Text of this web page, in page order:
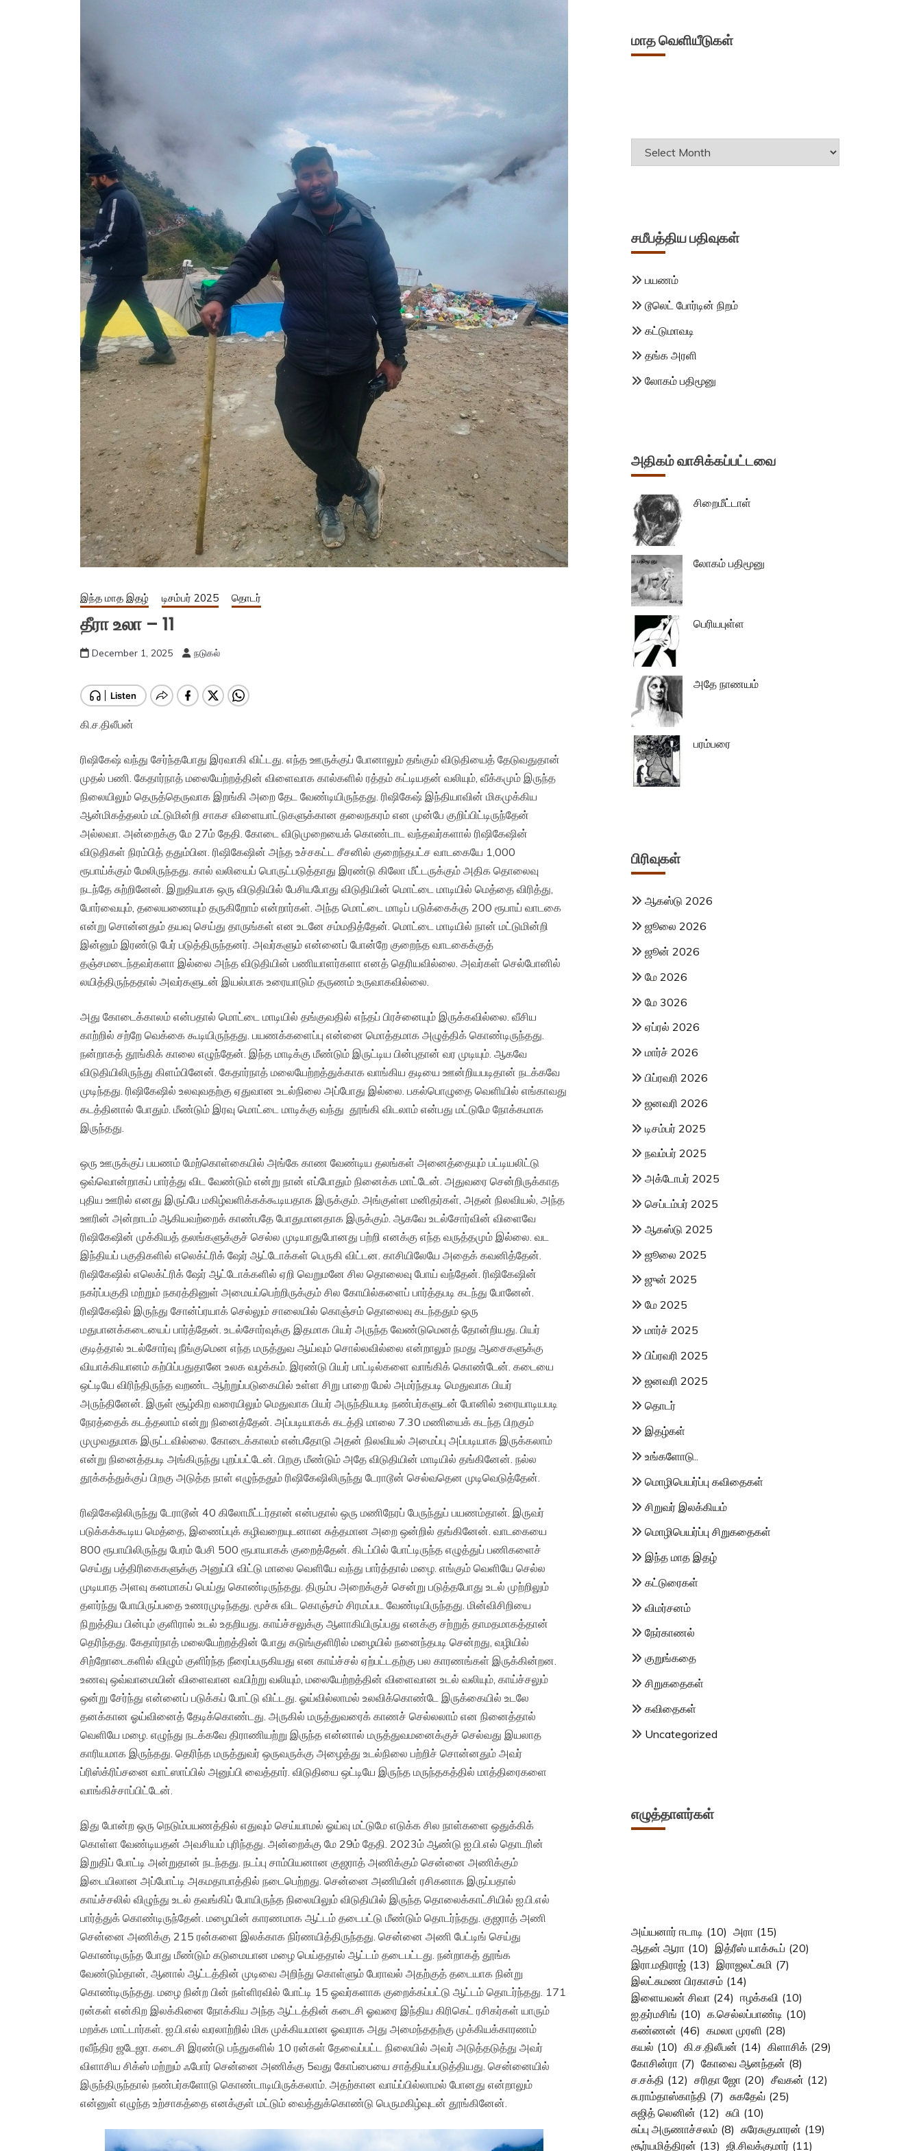
இந்த மாத இதழ் டிசம்பர் 2025 தொடர்
தீரா உலா – 11
December 1, 2025 நடுகல்
கி.ச.திலீபன்
ரிஷிகேஷ் வந்து சேர்ந்தபோது இரவாகி விட்டது. எந்த ஊருக்குப் போனாலும் தங்கும் விடுதியைத் தேடுவதுதான்
முதல் பணி. கேதார்நாத் மலையேற்றத்தின் விளைவாக கால்களில் ரத்தம் கட்டியதன் வலியும், வீக்கமும் இருந்த
நிலையிலும் தெருத்தெருவாக இறங்கி அறை தேட வேண்டியிருந்தது. ரிஷிகேஷ் இந்தியாவின் மிகமுக்கிய
ஆன்மிகத்தலம் மட்டுமின்றி சாகச விளையாட்டுகளுக்கான தலைநகரம் என முன்பே குறிப்பிட்டிருந்தேன்
அல்லவா. அன்றைக்கு மே 27ம் தேதி. கோடை விடுமுறையைக் கொண்டாட வந்தவர்களால் ரிஷிகேஷின்
விடுதிகள் நிரம்பித் ததும்பின. ரிஷிகேஷின் அந்த உச்சகட்ட சீசனில் குறைந்தபட்ச வாடகையே 1,000
ரூபாய்க்கும் மேலிருந்தது. கால் வலியைப் பொருட்படுத்தாது இரண்டு கிலோ மீட்டருக்கும் அதிக தொலைவு
நடந்தே சுற்றினேன். இறுதியாக ஒரு விடுதியில் பேசியபோது விடுதியின் மொட்டை மாடியில் மெத்தை விரித்து,
போர்வையும், தலையணையும் தருகிறோம் என்றார்கள். அந்த மொட்டை மாடிப் படுக்கைக்கு 200 ரூபாய் வாடகை
என்று சொன்னதும் தயவு செய்து தாருங்கள் என உடனே சம்மதித்தேன். மொட்டை மாடியில் நான் மட்டுமின்றி
இன்னும் இரண்டு பேர் படுத்திருந்தனர். அவர்களும் என்னைப் போன்றே குறைந்த வாடகைக்குத்
தஞ்சமடைந்தவர்களா இல்லை அந்த விடுதியின் பணியாளர்களா எனத் தெரியவில்லை. அவர்கள் செல்போனில்
லயித்திருந்ததால் அவர்களுடன் இயல்பாக உரையாடும் தருணம் உருவாகவில்லை.
அது கோடைக்காலம் என்பதால் மொட்டை மாடியில் தங்குவதில் எந்தப் பிரச்னையும் இருக்கவில்லை. வீசிய
காற்றில் சற்றே வெக்கை கூடியிருந்தது. பயணக்களைப்பு என்னை மொத்தமாக அழுத்திக் கொண்டிருந்தது.
நன்றாகத் தூங்கிக் காலை எழுந்தேன். இந்த மாடிக்கு மீண்டும் இருட்டிய பின்புதான் வர முடியும். ஆகவே
விடுதியிலிருந்து கிளம்பினேன். கேதார்நாத் மலையேற்றத்துக்காக வாங்கிய தடியை ஊன்றியபடிதான் நடக்கவே
முடிந்தது. ரிஷிகேஷில் உலவுவதற்கு ஏதுவான உடல்நிலை அப்போது இல்லை. பகல்பொழுதை வெளியில் எங்காவது
கடத்தினால் போதும். மீண்டும் இரவு மொட்டை மாடிக்கு வந்து தூங்கி விடலாம் என்பது மட்டுமே நோக்கமாக
இருந்தது.
ஒரு ஊருக்குப் பயணம் மேற்கொள்கையில் அங்கே காண வேண்டிய தலங்கள் அனைத்தையும் பட்டியலிட்டு
ஒவ்வொன்றாகப் பார்த்து விட வேண்டும் என்று நான் எப்போதும் நினைக்க மாட்டேன். அதுவரை சென்றிருக்காத
புதிய ஊரில் எனது இருப்பே மகிழ்வளிக்கக்கூடியதாக இருக்கும். அங்குள்ள மனிதர்கள், அதன் நிலவியல், அந்த
ஊரின் அன்றாடம் ஆகியவற்றைக் காண்பதே போதுமானதாக இருக்கும். ஆகவே உடல்சோர்வின் விளைவே
ரிஷிகேஷின் முக்கியத் தலங்களுக்குச் செல்ல முடியாதுபோனது பற்றி எனக்கு எந்த வருத்தமும் இல்லை. வட
இந்தியப் பகுதிகளில் எலெக்ட்ரிக் ஷேர் ஆட்டோக்கள் பெருகி விட்டன. காசியிலேயே அதைக் கவனித்தேன்.
ரிஷிகேஷில் எலெக்ட்ரிக் ஷேர் ஆட்டோக்களில் ஏறி வெறுமனே சில தொலைவு போய் வந்தேன். ரிஷிகேஷின்
நகர்ப்பகுதி மற்றும் நகரத்தினுள் அமையப்பெற்றிருக்கும் சில கோயில்களைப் பார்த்தபடி கடந்து போனேன்.
ரிஷிகேஷில் இருந்து சோன்ப்ரயாக் செல்லும் சாலையில் கொஞ்சம் தொலைவு கடந்ததும் ஒரு
மதுபானக்கடையைப் பார்த்தேன். உடல்சோர்வுக்கு இதமாக பியர் அருந்த வேண்டுமெனத் தோன்றியது. பியர்
குடித்தால் உடல்சோர்வு நீங்குமென எந்த மருத்துவ ஆய்வும் சொல்லவில்லை என்றாலும் நமது ஆசைகளுக்கு
வியாக்கியானம் கற்பிப்பதுதானே உலக வழக்கம். இரண்டு பியர் பாட்டில்களை வாங்கிக் கொண்டேன். கடையை
ஒட்டியே விரிந்திருந்த வறண்ட ஆற்றுப்படுகையில் உள்ள சிறு பாறை மேல் அமர்ந்தபடி மெதுவாக பியர்
அருந்தினேன். இருள் சூழ்கிற வரையிலும் மெதுவாக பியர் அருந்தியபடி நண்பர்களுடன் போனில் உரையாடியபடி
நேரத்தைக் கடத்தலாம் என்று நினைத்தேன். அப்படியாகக் கடத்தி மாலை 7.30 மணியைக் கடந்த பிறகும்
முமுவதுமாக இருட்டவில்லை. கோடைக்காலம் என்பதோடு அதன் நிலவியல் அமைப்பு அப்படியாக இருக்கலாம்
என்று நினைத்தபடி அங்கிருந்து புறப்பட்டேன். பிறகு மீண்டும் அதே விடுதியின் மாடியில் தங்கினேன். நல்ல
தூக்கத்துக்குப் பிறகு அடுத்த நாள் எழுந்ததும் ரிஷிகேஷிலிருந்து டேராடூன் செல்வதென முடிவெடுத்தேன்.
ரிஷிகேஷிலிருந்து டேராடூன் 40 கிலோமீட்டர்தான் என்பதால் ஒரு மணிநேரப் பேருந்துப் பயணம்தான். இருவர்
படுக்கக்கூடிய மெத்தை, இணைப்புக் கழிவறையுடனான சுத்தமான அறை ஒன்றில் தங்கினேன். வாடகையை
800 ரூபாயிலிருந்து பேரம் பேசி 500 ரூபாயாகக் குறைத்தேன். கிடப்பில் போட்டிருந்த எழுத்துப் பணிகளைச்
செய்து பத்திரிகைகளுக்கு அனுப்பி விட்டு மாலை வெளியே வந்து பார்த்தால் மழை. எங்கும் வெளியே செல்ல
முடியாத அளவு கனமாகப் பெய்து கொண்டிருந்தது. திரும்ப அறைக்குச் சென்று படுத்தபோது உடல் முற்றிலும்
தளர்ந்து போயிருப்பதை உணரமுடிந்தது. மூச்சு விட கொஞ்சம் சிரமப்பட வேண்டியிருந்தது. மின்விசிறியை
நிறுத்திய பின்பும் குளிரால் உடல் உதறியது. காய்ச்சலுக்கு ஆளாகியிருப்பது எனக்கு சற்றுத் தாமதமாகத்தான்
தெரிந்தது. கேதார்நாத் மலையேற்றத்தின் போது கடுங்குளிரில் மழையில் நனைந்தபடி சென்றது, வழியில்
சிற்றோடைகளில் விழும் குளிர்ந்த நீரைப்பருகியது என காய்ச்சல் ஏற்பட்டதற்கு பல காரணங்கள் இருக்கின்றன.
உணவு ஒவ்வாமையின் விளைவான வயிற்று வலியும், மலையேற்றத்தின் விளைவான உடல் வலியும், காய்ச்சலும்
ஒன்று சேர்ந்து என்னைப் படுக்கப் போட்டு விட்டது. ஓய்வில்லாமல் உலவிக்கொண்டே இருக்கையில் உடலே
தனக்கான ஓய்வினைத் தேடிக்கொண்டது. அருகில் மருத்துவரைக் காணச் செல்லலாம் என நினைத்தால்
வெளியே மழை. எழுந்து நடக்கவே திராணியற்று இருந்த என்னால் மருத்துவமனைக்குச் செல்வது இயலாத
காரியமாக இருந்தது. தெரிந்த மருத்துவர் ஒருவருக்கு அழைத்து உடல்நிலை பற்றிச் சொன்னதும் அவர்
ப்ரிஸ்க்ரிப்சனை வாட்ஸாப்பில் அனுப்பி வைத்தார். விடுதியை ஒட்டியே இருந்த மருந்தகத்தில் மாத்திரைகளை
வாங்கிச்சாப்பிட்டேன்.
இது போன்ற ஒரு நெடும்பயணத்தில் எதுவும் செய்யாமல் ஓய்வு மட்டுமே எடுக்க சில நாள்களை ஒதுக்கிக்
கொள்ள வேண்டியதன் அவசியம் புரிந்தது. அன்றைக்கு மே 29ம் தேதி. 2023ம் ஆண்டு ஐ.பி.எல் தொடரின்
இறுதிப் போட்டி அன்றுதான் நடந்தது. நடப்பு சாம்பியனான குஜராத் அணிக்கும் சென்னை அணிக்கும்
இடையிலான அப்போட்டி அகமதாபாத்தில் நடைபெற்றது. சென்னை அணியின் ரசிகனாக இருப்பதால்
காய்ச்சலில் விழுந்து உடல் தவங்கிப் போயிருந்த நிலையிலும் விடுதியில் இருந்த தொலைக்காட்சியில் ஐ.பி.எல்
பார்த்துக் கொண்டிருந்தேன். மழையின் காரணமாக ஆட்டம் தடைபட்டு மீண்டும் தொடர்ந்தது. குஜராத் அணி
சென்னை அணிக்கு 215 ரன்களை இலக்காக நிர்ணயித்திருந்தது. சென்னை அணி பேட்டிங் செய்து
கொண்டிருந்த போது மீண்டும் கடுமையான மழை பெய்ததால் ஆட்டம் தடைபட்டது. நன்றாகத் தூங்க
வேண்டும்தான், ஆனால் ஆட்டத்தின் முடிவை அறிந்து கொள்ளும் பேராவல் அதற்குத் தடையாக நின்று
கொண்டிருந்தது. மழை நின்ற பின் நள்ளிரவில் போட்டி 15 ஓவர்களாக குறைக்கப்பட்டு ஆட்டம் தொடர்ந்தது. 171
ரன்கள் என்கிற இலக்கினை நோக்கிய அந்த ஆட்டத்தின் கடைசி ஓவரை இந்திய கிரிகெட் ரசிகர்கள் யாரும்
மறக்க மாட்டார்கள். ஐ.பி.எல் வரலாற்றில் மிக முக்கியமான ஓவராக அது அமைந்ததற்கு முக்கியக்காரணம்
ரவீந்திர ஜடேஜா. கடைசி இரண்டு பந்துகளில் 10 ரன்கள் தேவைப்பட்ட நிலையில் அவர் அடுத்தடுத்து அவர்
விளாசிய சிக்ஸ் மற்றும் ஃபோர் சென்னை அணிக்கு 5வது கோப்பையை சாத்தியப்படுத்தியது. சென்னையில்
இருந்திருந்தால் நண்பர்களோடு கொண்டாடியிருக்கலாம். அதற்கான வாய்ப்பில்லாமல் போனது என்றாலும்
என்னுள் எழுந்த உற்சாகத்தை எனக்குள் மட்டும் வைத்துக்கொண்டு பெருமகிழ்வுடன் தூங்கினேன்.
மாத வெளியீடுகள்
Archives
சமீபத்திய பதிவுகள்
பயணம்
டூலெட் போர்டின் நிறம்
கட்டுமாவடி
தங்க அரளி
லோகம் பதிமூனு
அதிகம் வாசிக்கப்பட்டவை
சிறைமீட்டாள்
லோகம் பதிமூனு
பெரியபுள்ள
அதே நாணயம்
பரம்பரை
பிரிவுகள்
ஆகஸ்டு 2026
ஜூலை 2026
ஜூன் 2026
மே 2026
மே 3026
ஏப்ரல் 2026
மார்ச் 2026
பிப்ரவரி 2026
ஜனவரி 2026
டிசம்பர் 2025
நவம்பர் 2025
அக்டோபர் 2025
செப்டம்பர் 2025
ஆகஸ்டு 2025
ஜூலை 2025
ஜுன் 2025
மே 2025
மார்ச் 2025
பிப்ரவரி 2025
ஜனவரி 2025
தொடர்
இதழ்கள்
உங்களோடு..
மொழிபெயர்ப்பு கவிதைகள்
சிறுவர் இலக்கியம்
மொழிபெயர்ப்பு சிறுகதைகள்
இந்த மாத இதழ்
கட்டுரைகள்
விமர்சனம்
நேர்காணல்
குறுங்கதை
சிறுகதைகள்
கவிதைகள்
Uncategorized
எழுத்தாளர்கள்
அய்யனார் ஈடாடி (10) அரா (15)
ஆதன் ஆரா (10) இத்ரீஸ் யாக்கூப் (20)
இரா.மதிராஜ் (13) இராஜலட்சுமி (7)
இலட்சுமண பிரகாசம் (14)
இளையவன் சிவா (24) ஈழக்கவி (10)
ஐ.தர்மசிங் (10) க.செல்லப்பாண்டி (10)
கண்ணன் (46) கமலா முரளி (28)
கயல் (10) கி.ச.திலீபன் (14) கிளாசிக் (29)
கோசின்ரா (7) கோவை ஆனந்தன் (8)
ச.சக்தி (12) சரிதா ஜோ (20) சீவகன் (12)
சு.ராம்தாஸ்காந்தி (7) சுகதேவ் (25)
சுஜித் லெனின் (12) சுபி (10)
சுப்பு அருணாச்சலம் (8) சுரேசுகுமாரன் (19)
சூர்யமித்திரன் (13) ஜி.சிவக்குமார் (11)